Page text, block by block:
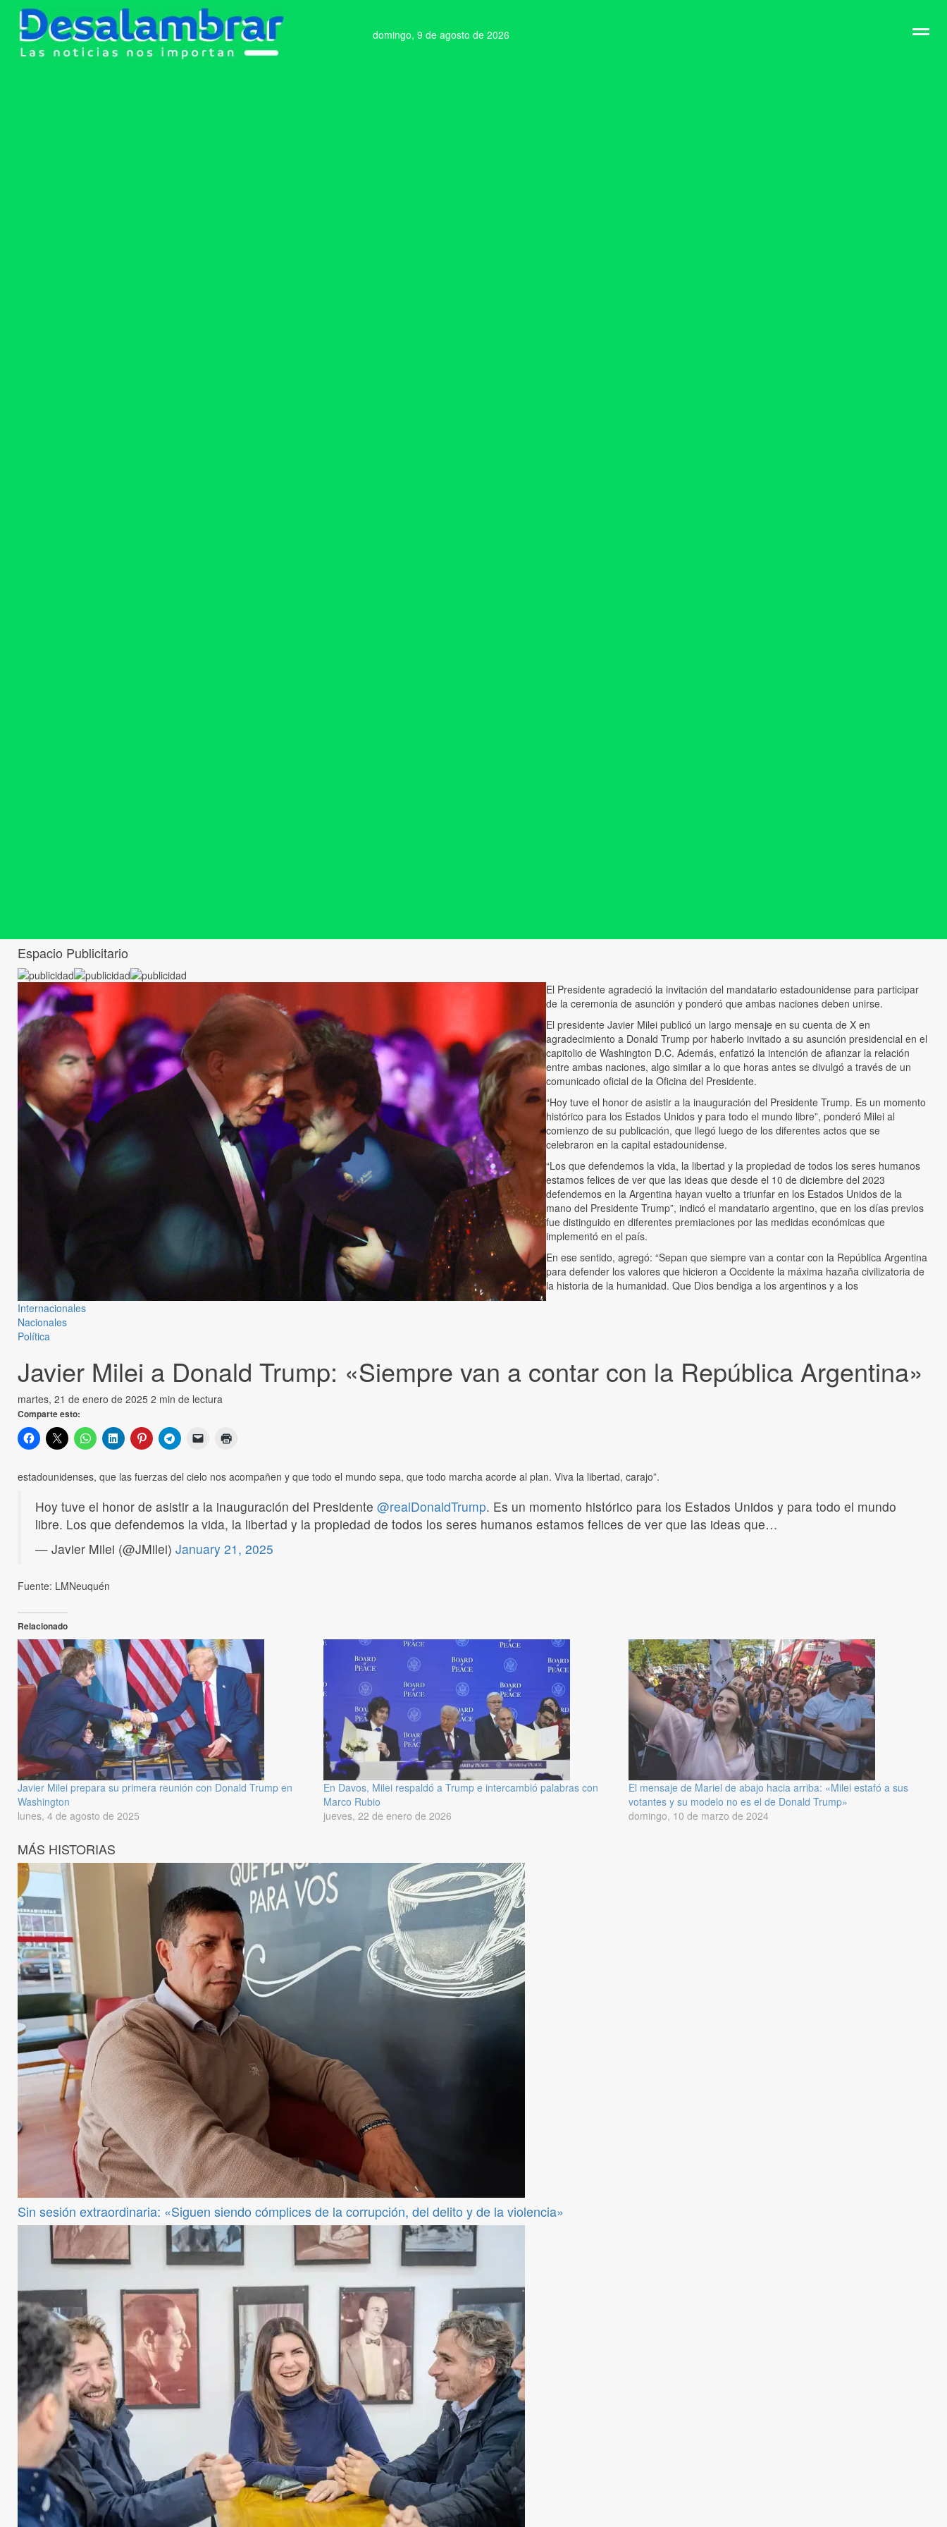
domingo, 9 de agosto de 2026
Espacio Publicitario
Internacionales
Nacionales
Política
Javier Milei a Donald Trump: «Siempre van a contar con la República Argentina»
martes, 21 de enero de 2025 2 min de lectura
Comparte esto:
El Presidente agradeció la invitación del mandatario estadounidense para participar
de la ceremonia de asunción y ponderó que ambas naciones deben unirse.
El presidente Javier Milei publicó un largo mensaje en su cuenta de X en
agradecimiento a Donald Trump por haberlo invitado a su asunción presidencial en el
capitolio de Washington D.C. Además, enfatizó la intención de afianzar la relación
entre ambas naciones, algo similar a lo que horas antes se divulgó a través de un
comunicado oficial de la Oficina del Presidente.
“Hoy tuve el honor de asistir a la inauguración del Presidente Trump. Es un momento
histórico para los Estados Unidos y para todo el mundo libre”, ponderó Milei al
comienzo de su publicación, que llegó luego de los diferentes actos que se
celebraron en la capital estadounidense.
“Los que defendemos la vida, la libertad y la propiedad de todos los seres humanos
estamos felices de ver que las ideas que desde el 10 de diciembre del 2023
defendemos en la Argentina hayan vuelto a triunfar en los Estados Unidos de la
mano del Presidente Trump”, indicó el mandatario argentino, que en los días previos
fue distinguido en diferentes premiaciones por las medidas económicas que
implementó en el país.
En ese sentido, agregó: “Sepan que siempre van a contar con la República Argentina
para defender los valores que hicieron a Occidente la máxima hazaña civilizatoria de
la historia de la humanidad. Que Dios bendiga a los argentinos y a los
estadounidenses, que las fuerzas del cielo nos acompañen y que todo el mundo sepa, que todo marcha acorde al plan. Viva la libertad, carajo”.
Hoy tuve el honor de asistir a la inauguración del Presidente @realDonaldTrump. Es un momento histórico para los Estados Unidos y para todo el mundo
libre. Los que defendemos la vida, la libertad y la propiedad de todos los seres humanos estamos felices de ver que las ideas que…
— Javier Milei (@JMilei) January 21, 2025
Fuente: LMNeuquén
Relacionado
Javier Milei prepara su primera reunión con Donald Trump en
Washington
lunes, 4 de agosto de 2025
En Davos, Milei respaldó a Trump e intercambió palabras con
Marco Rubio
jueves, 22 de enero de 2026
El mensaje de Mariel de abajo hacia arriba: «Milei estafó a sus
votantes y su modelo no es el de Donald Trump»
domingo, 10 de marzo de 2024
MÁS HISTORIAS
Sin sesión extraordinaria: «Siguen siendo cómplices de la corrupción, del delito y de la violencia»